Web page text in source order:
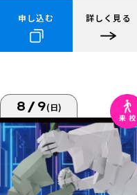
申し込む 詳しく見る
8/9(日)